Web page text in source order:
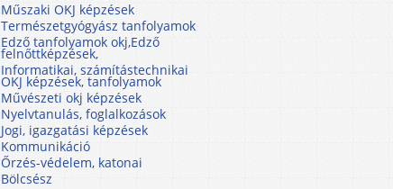
Műszaki OKJ képzések
Természetgyógyász tanfolyamok
Edző tanfolyamok okj,Edző
felnőttképzések,
Informatikai, számítástechnikai
OKJ képzések, tanfolyamok
Művészeti okj képzések
Nyelvtanulás, foglalkozások
Jogi, igazgatási képzések
Kommunikáció
Őrzés-védelem, katonai
Bölcsész